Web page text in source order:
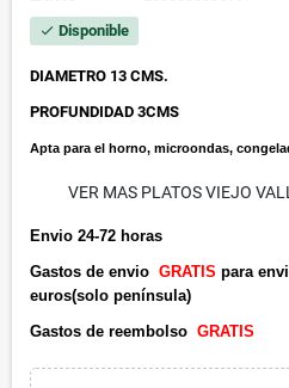
check Disponible
DIAMETRO 13 CMS.
PROFUNDIDAD 3CMS
Apta para el horno, microondas,
VER MAS PLATOS VIEJO
Envio 24-72 horas
Gastos de envio GRATIS para
euros(solo península)
Gastos de reembolso GRATIS